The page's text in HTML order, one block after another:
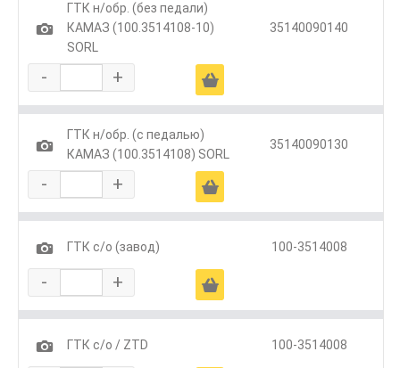
1
ГТК н/обр. (без педали)
КАМАЗ (100.3514108-10)
SORL
35140090140
- + Ä
1
ГТК н/обр. (с педалью)
КАМАЗ (100.3514108) SORL
35140090130
- + Ä
1 ГТК с/о (завод) 100-3514008
- + Ä
1 ГТК с/о / ZTD 100-3514008